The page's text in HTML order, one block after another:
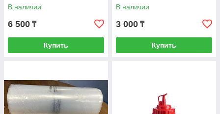
В наличии
6 500 ₸
Купить
В наличии
3 000 ₸
Купить